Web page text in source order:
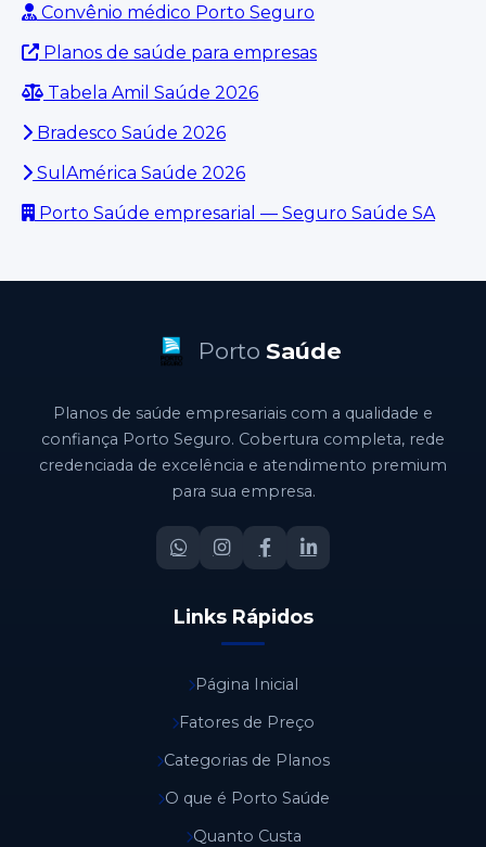
Convênio médico Porto Seguro
Planos de saúde para empresas
Tabela Amil Saúde 2026
Bradesco Saúde 2026
SulAmérica Saúde 2026
Porto Saúde empresarial — Seguro Saúde SA
Porto Saúde
Planos de saúde empresariais com a qualidade e
confiança Porto Seguro. Cobertura completa, rede
credenciada de excelência e atendimento premium
para sua empresa.
Links Rápidos
Página Inicial
Fatores de Preço
Categorias de Planos
O que é Porto Saúde
Quanto Custa